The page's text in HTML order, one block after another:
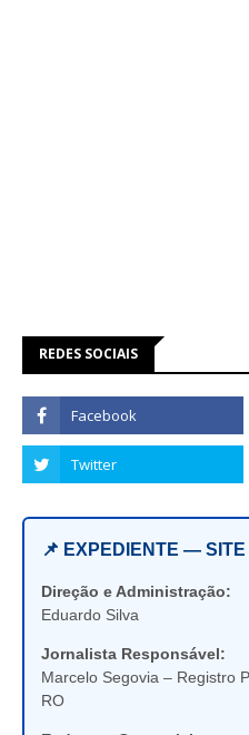
REDES SOCIAIS
📌 EXPEDIENTE — SITE
Direção e Administração:
Eduardo Silva
Jornalista Responsável:
Marcelo Segovia – Registro
RO